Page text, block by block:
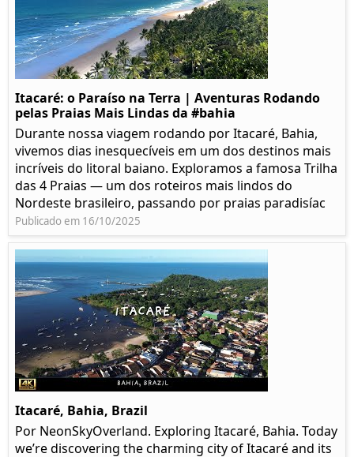
Itacaré: o Paraíso na Terra | Aventuras Rodando
pelas Praias Mais Lindas da #bahia
Durante nossa viagem rodando por Itacaré, Bahia,
vivemos dias inesquecíveis em um dos destinos mais
incríveis do litoral baiano. Exploramos a famosa Trilha
das 4 Praias — um dos roteiros mais lindos do
Nordeste brasileiro, passando por praias paradisíac
Publicado em 16/10/2025
Itacaré, Bahia, Brazil
Por NeonSkyOverland. Exploring Itacaré, Bahia. Today
we’re discovering the charming city of Itacaré and its